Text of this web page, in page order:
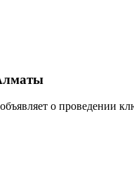
о проведении